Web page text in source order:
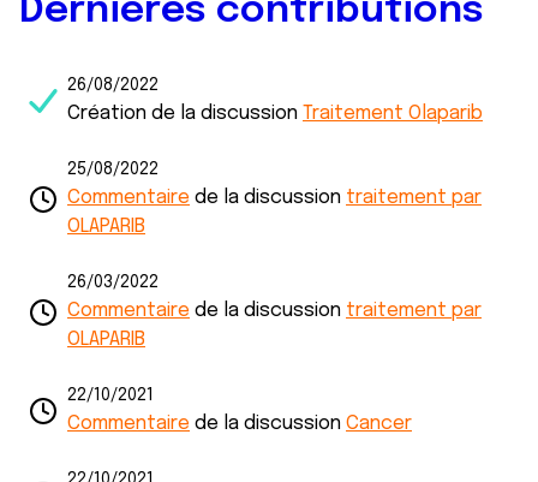
Dernières contributions
26/08/2022
Création de la discussion Traitement Olaparib
25/08/2022
Commentaire de la discussion traitement par
OLAPARIB
26/03/2022
Commentaire de la discussion traitement par
OLAPARIB
22/10/2021
Commentaire de la discussion Cancer